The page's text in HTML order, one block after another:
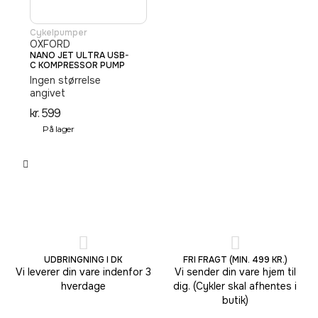
Cykelpumper
OXFORD
NANO JET ULTRA USB-
C KOMPRESSOR PUMP
Ingen størrelse
angivet
kr.599
På lager
UDBRINGNING I DK
Vi leverer din vare indenfor 3
hverdage
FRI FRAGT (MIN. 499 KR.)
Vi sender din vare hjem til
dig. (Cykler skal afhentes i
butik)